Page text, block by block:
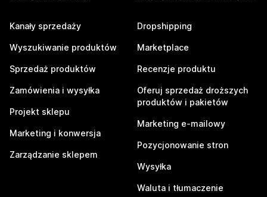
Kanały sprzedaży
Wyszukiwanie produktów
Sprzedaż produktów
Zamówienia i wysyłka
Projekt sklepu
Marketing i konwersja
Zarządzanie sklepem
Dropshipping
Marketplace
Recenzje produktu
Oferuj sprzedaż droższych
produktów i pakietów
Marketing e-mailowy
Pozycjonowanie stron
Wysyłka
Waluta i tłumaczenie